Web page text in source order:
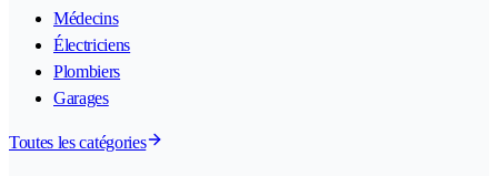
Médecins
Électriciens
Plombiers
Garages
Toutes les catégories